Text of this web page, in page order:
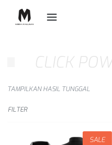
CLICK
TAMPILKAN HASIL TUNGGAL
FILTER
SALE